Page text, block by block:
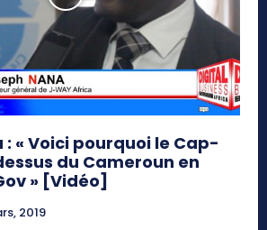
: « Voici pourquoi le Cap-
du Cameroun en
» [Vidéo]
2019